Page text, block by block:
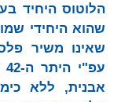
שהוא היחידי
שאינו משיר
אבנית, ללא